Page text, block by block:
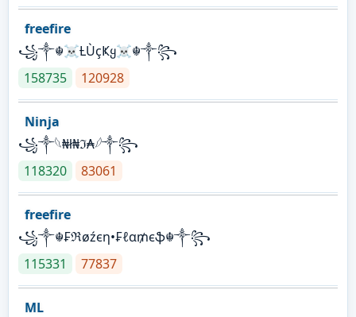
freefire
꧁༒☬☠Ƚ︎ÙçҜყ☠︎☬༒꧂
158735
120928
Ninja
꧁⁣༒𓆩₦ł₦ℑ₳𓆪༒꧂
118320
83061
freefire
꧁༒☬₣ℜøźєη•₣ℓα₥єֆ☬༒꧂
115331
77837
ML